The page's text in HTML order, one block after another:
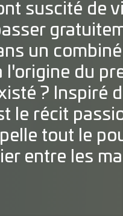
suscité de
un
l'origine du
? Inspiré
le récit
tout le
entre les